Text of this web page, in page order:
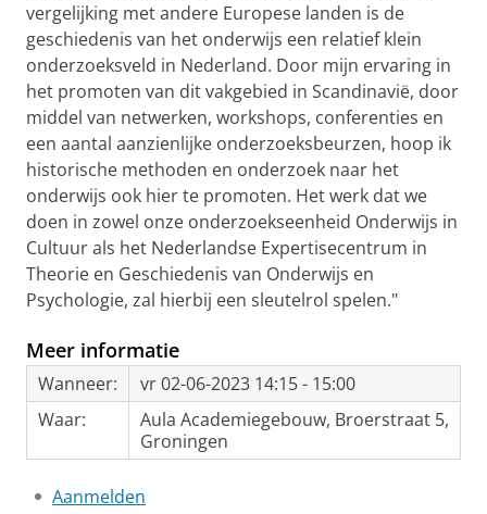
vergelijking met andere Europese landen is de
geschiedenis van het onderwijs een relatief klein
onderzoeksveld in Nederland. Door mijn ervaring in
het promoten van dit vakgebied in Scandinavië, door
middel van netwerken, workshops, conferenties en
een aantal aanzienlijke onderzoeksbeurzen, hoop ik
historische methoden en onderzoek naar het
onderwijs ook hier te promoten. Het werk dat we
doen in zowel onze onderzoekseenheid Onderwijs in
Cultuur als het Nederlandse Expertisecentrum in
Theorie en Geschiedenis van Onderwijs en
Psychologie, zal hierbij een sleutelrol spelen."
Meer informatie
Wanneer:
vr 02-06-2023 14:15 - 15:00
Waar:
Aula Academiegebouw, Broerstraat 5,
Groningen
Aanmelden